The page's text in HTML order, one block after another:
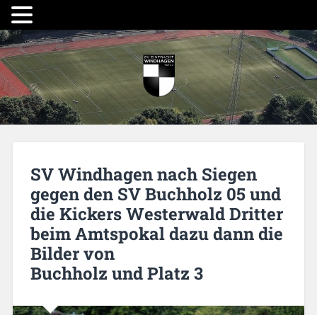
SV Windhagen nach Siegen
gegen den SV Buchholz 05 und
die Kickers Westerwald Dritter
beim Amtspokal dazu dann die
Bilder von
Buchholz und Platz 3